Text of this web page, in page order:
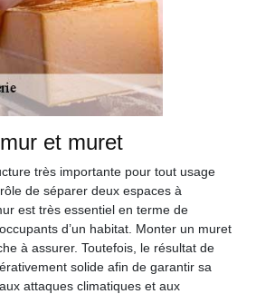
et muret
très importante pour tout usage
de séparer deux espaces à
est très essentiel en terme de
d’un habitat. Monter un muret
à assurer. Toutefois, le résultat de
solide afin de garantir sa
attaques climatiques et aux